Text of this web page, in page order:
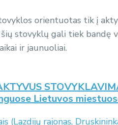
orientuotas tik į
stovyklų gali tiek bandę
ir jaunuoliai.
Lietuvos
(Lazdijų rajonas,